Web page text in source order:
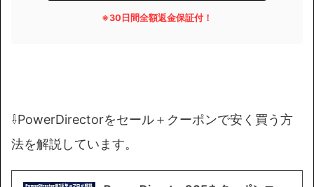
※30日間全額返金保証付！
⇩PowerDirectorをセール＋クーポンで安く買う方
法を解説しています。